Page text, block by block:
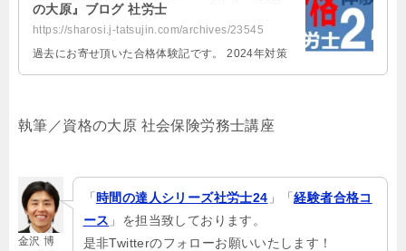
の大原』ブログ 社労士
https://sharosi.j-tatsujin.com/archives/23545
過去にお寄せ頂いた合格体験記です。 2024年対策
執筆／資格の大原 社会保険労務士講座
金沢 博
「 時間の達人シリーズ社労士24 」「経験者合格コ
ース 」を担当致しております。
是非Twitterのフォローお願いいたします！